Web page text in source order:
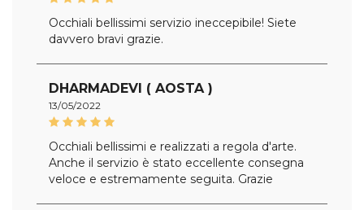
Occhiali bellissimi servizio ineccepibile! Siete
davvero bravi grazie.
DHARMADEVI ( AOSTA )
13/05/2022
Occhiali bellissimi e realizzati a regola d'arte.
Anche il servizio è stato eccellente consegna
veloce e estremamente seguita. Grazie